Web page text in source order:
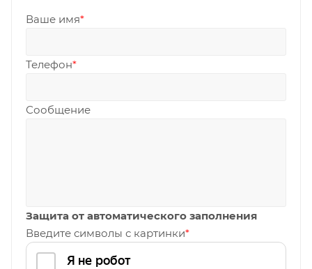
Ваше имя*
Телефон*
Сообщение
Защита от автоматического заполнения
Введите символы с картинки*